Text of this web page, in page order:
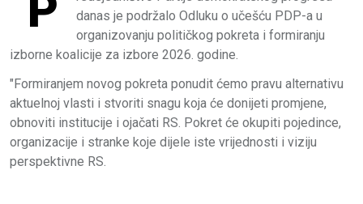
danas je podržalo Odluku o učešću PDP-a u
organizovanju političkog pokreta i formiranju
izborne koalicije za izbore 2026. godine.
"Formiranjem novog pokreta ponudit ćemo pravu alternativu
aktuelnoj vlasti i stvoriti snagu koja će donijeti promjene,
obnoviti institucije i ojačati RS. Pokret će okupiti pojedince,
organizacije i stranke koje dijele iste vrijednosti i viziju
perspektivne RS.